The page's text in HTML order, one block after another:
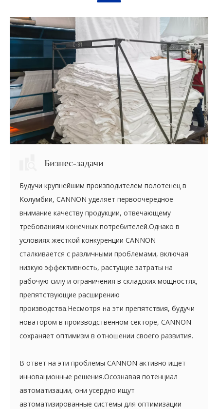
Бизнес-задачи
Будучи крупнейшим производителем полотенец в
Колумбии, CANNON уделяет первоочередное
внимание качеству продукции, отвечающему
требованиям конечных потребителей.Однако в
условиях жесткой конкуренции CANNON
сталкивается с различными проблемами, включая
низкую эффективность, растущие затраты на
рабочую силу и ограничения в складских мощностях,
препятствующие расширению
производства.Несмотря на эти препятствия, будучи
новатором в производственном секторе, CANNON
сохраняет оптимизм в отношении своего развития.
В ответ на эти проблемы CANNON активно ищет
инновационные решения.Осознавая потенциал
автоматизации, они усердно ищут
автоматизированные системы для оптимизации